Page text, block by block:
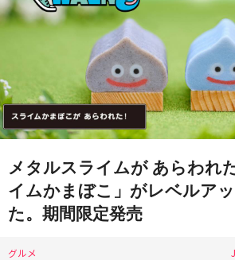
メタルスライムが あらわれ
イムかまぼこ」がレベルア
た。期間限定発売
グルメ